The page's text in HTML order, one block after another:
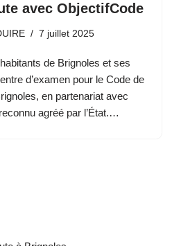
avec ObjectifCode
7 juillet 2025
de Brignoles et ses
d’examen pour le Code de
en partenariat avec
agréé par l’État.…